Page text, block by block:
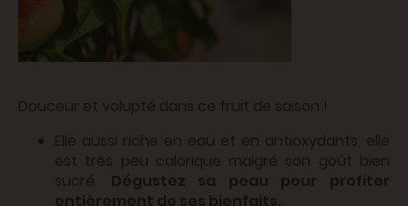
Douceur et volupté dans ce fruit de saison !
Elle aussi riche en eau et en antioxydants, elle
est très peu calorique malgré son goût bien
sucré. Dégustez sa peau pour profiter
entièrement de ses bienfaits.